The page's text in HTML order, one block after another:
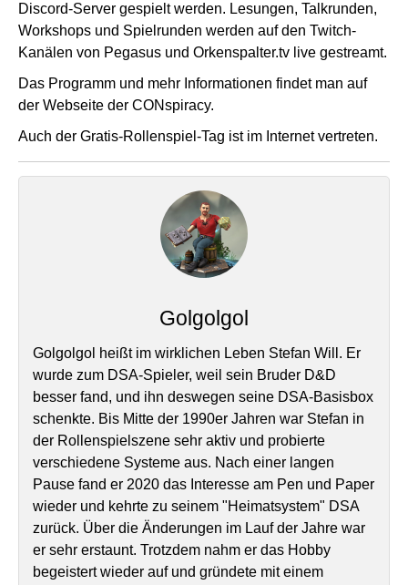
Discord-Server gespielt werden. Lesungen, Talkrunden,
Workshops und Spielrunden werden auf den Twitch-
Kanälen von Pegasus und Orkenspalter.tv live gestreamt.
Das Programm und mehr Informationen findet man auf
der Webseite der CONspiracy.
Auch der Gratis-Rollenspiel-Tag ist im Internet vertreten.
Golgolgol
Golgolgol heißt im wirklichen Leben Stefan Will. Er
wurde zum DSA-Spieler, weil sein Bruder D&D
besser fand, und ihn deswegen seine DSA-Basisbox
schenkte. Bis Mitte der 1990er Jahren war Stefan in
der Rollenspielszene sehr aktiv und probierte
verschiedene Systeme aus. Nach einer langen
Pause fand er 2020 das Interesse am Pen und Paper
wieder und kehrte zu seinem "Heimatsystem" DSA
zurück. Über die Änderungen im Lauf der Jahre war
er sehr erstaunt. Trotzdem nahm er das Hobby
begeistert wieder auf und gründete mit einem